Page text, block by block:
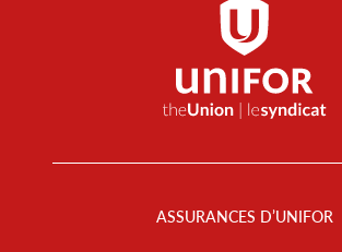
ASSURANCES D’UNIFOR